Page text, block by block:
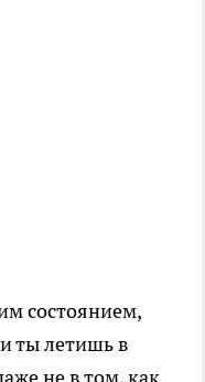
состоянием,
ты летишь в
не в том, как